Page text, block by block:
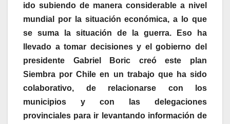
ido subiendo de manera considerable a nivel
mundial por la situación económica, a lo que
se suma la situación de la guerra. Eso ha
llevado a tomar decisiones y el gobierno del
presidente Gabriel Boric creó este plan
Siembra por Chile en un trabajo que ha sido
colaborativo, de relacionarse con los
municipios y con las delegaciones
provinciales para ir levantando información de